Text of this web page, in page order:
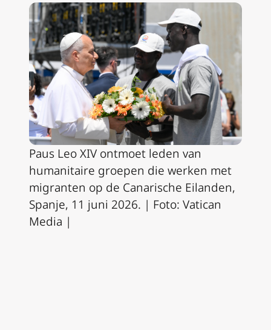
Paus Leo XIV ontmoet leden van
humanitaire groepen die werken met
migranten op de Canarische Eilanden,
Spanje, 11 juni 2026. | Foto: Vatican
Media |